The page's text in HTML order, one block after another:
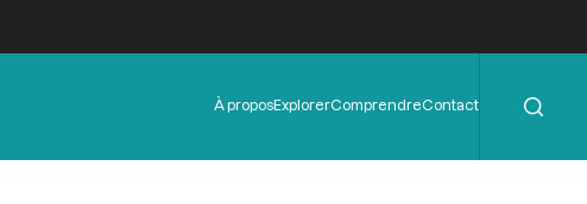
Menu
de
À proposExplorerComprendreContact